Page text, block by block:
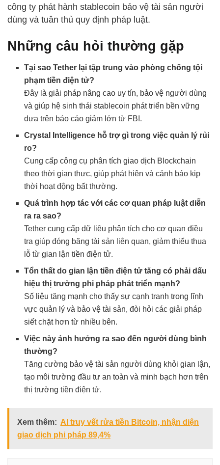
công ty phát hành stablecoin bảo vệ tài sản người
dùng và tuân thủ quy định pháp luật.
Những câu hỏi thường gặp
Tại sao Tether lại tập trung vào phòng chống tội
phạm tiền điện tử?
Đây là giải pháp nâng cao uy tín, bảo vệ người dùng
và giúp hệ sinh thái stablecoin phát triển bền vững
dựa trên báo cáo giảm lớn từ FBI.
Crystal Intelligence hỗ trợ gì trong việc quản lý rủi
ro?
Cung cấp công cụ phân tích giao dịch Blockchain
theo thời gian thực, giúp phát hiện và cảnh báo kịp
thời hoạt động bất thường.
Quá trình hợp tác với các cơ quan pháp luật diễn
ra ra sao?
Tether cung cấp dữ liệu phân tích cho cơ quan điều
tra giúp đóng băng tài sản liên quan, giảm thiểu thua
lỗ từ gian lận tiền điện tử.
Tổn thất do gian lận tiền điện tử tăng có phải dấu
hiệu thị trường phi pháp phát triển mạnh?
Số liệu tăng mạnh cho thấy sự cạnh tranh trong lĩnh
vực quản lý và bảo vệ tài sản, đòi hỏi các giải pháp
siết chặt hơn từ nhiều bên.
Việc này ảnh hưởng ra sao đến người dùng bình
thường?
Tăng cường bảo vệ tài sản người dùng khỏi gian lận,
tạo môi trường đầu tư an toàn và minh bạch hơn trên
thị trường tiền điện tử.
Xem thêm: AI truy vết rửa tiền Bitcoin, nhận diện
giao dịch phi pháp 89,4%